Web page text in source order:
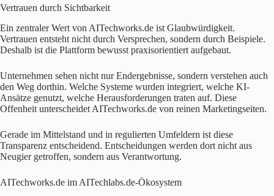
Vertrauen durch Sichtbarkeit
Ein zentraler Wert von AITechworks.de ist Glaubwürdigkeit.
Vertrauen entsteht nicht durch Versprechen, sondern durch Beispiele.
Deshalb ist die Plattform bewusst praxisorientiert aufgebaut.
Unternehmen sehen nicht nur Endergebnisse, sondern verstehen auch
den Weg dorthin. Welche Systeme wurden integriert, welche KI-
Ansätze genutzt, welche Herausforderungen traten auf. Diese
Offenheit unterscheidet AITechworks.de von reinen Marketingseiten.
Gerade im Mittelstand und in regulierten Umfeldern ist diese
Transparenz entscheidend. Entscheidungen werden dort nicht aus
Neugier getroffen, sondern aus Verantwortung.
AITechworks.de im AITechlabs.de-Ökosystem